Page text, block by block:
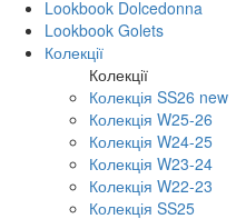
Lookbook Dolcedonna
Lookbook Golets
Колекції
Колекції
Колекція SS26 new
Колекція W25-26
Колекція W24-25
Колекція W23-24
Колекція W22-23
Колекція SS25